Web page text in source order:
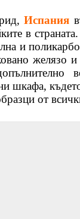
Испания
в
и
желязо
шкафа,
от